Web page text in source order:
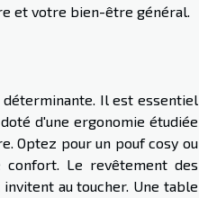
et votre bien-être général.
Il est essentiel
d'une ergonomie étudiée
Optez pour un pouf cosy ou
confort. Le revêtement des
au toucher. Une table